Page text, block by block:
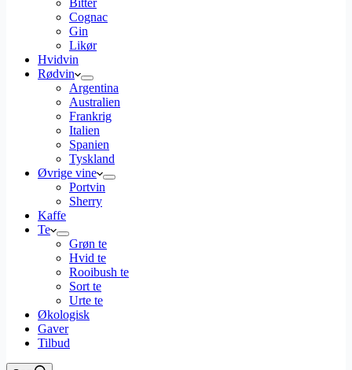
Bitter
Cognac
Gin
Likør
Hvidvin
Rødvin
Argentina
Australien
Frankrig
Italien
Spanien
Tyskland
Øvrige vine
Portvin
Sherry
Kaffe
Te
Grøn te
Hvid te
Rooibush te
Sort te
Urte te
Økologisk
Gaver
Tilbud